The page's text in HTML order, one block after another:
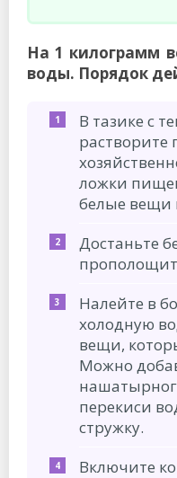
На 1 килограмм
воды. Порядок
В тазике с
растворите
ложки
белые вещи
Достаньте
Налейте в
холодную
вещи,
Можно
перекиси
стружку.
Включите